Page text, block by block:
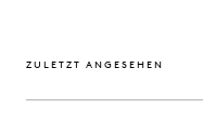
ZULETZT ANGESEHEN